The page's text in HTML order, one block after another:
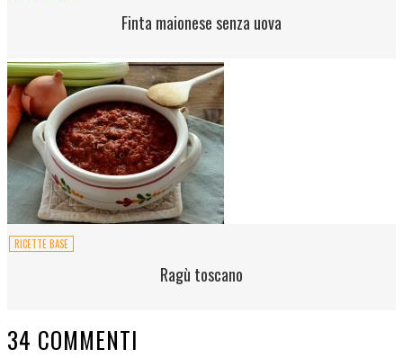
Finta maionese senza uova
RICETTE BASE
Ragù toscano
34 COMMENTI